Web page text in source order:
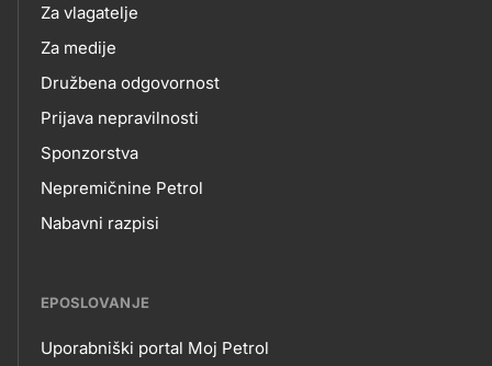
Za vlagatelje
Za medije
Družbena odgovornost
Prijava nepravilnosti
Sponzorstva
Nepremičnine Petrol
Nabavni razpisi
EPOSLOVANJE
Uporabniški portal Moj Petrol